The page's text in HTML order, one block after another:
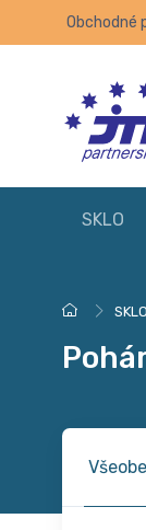
Obchodné
SKLO
SKLO